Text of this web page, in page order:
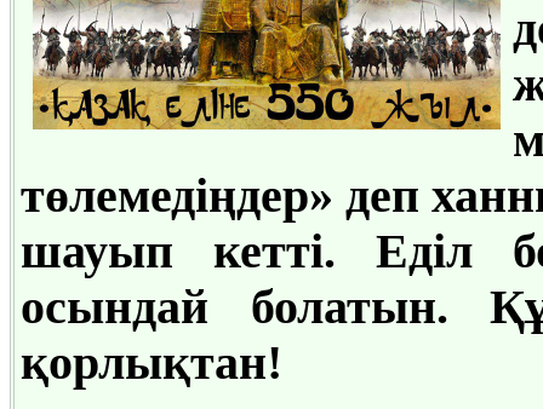
төлемедіңдер» деп
шауып кетті. Еділ
осындай болатын.
қорлықтан!